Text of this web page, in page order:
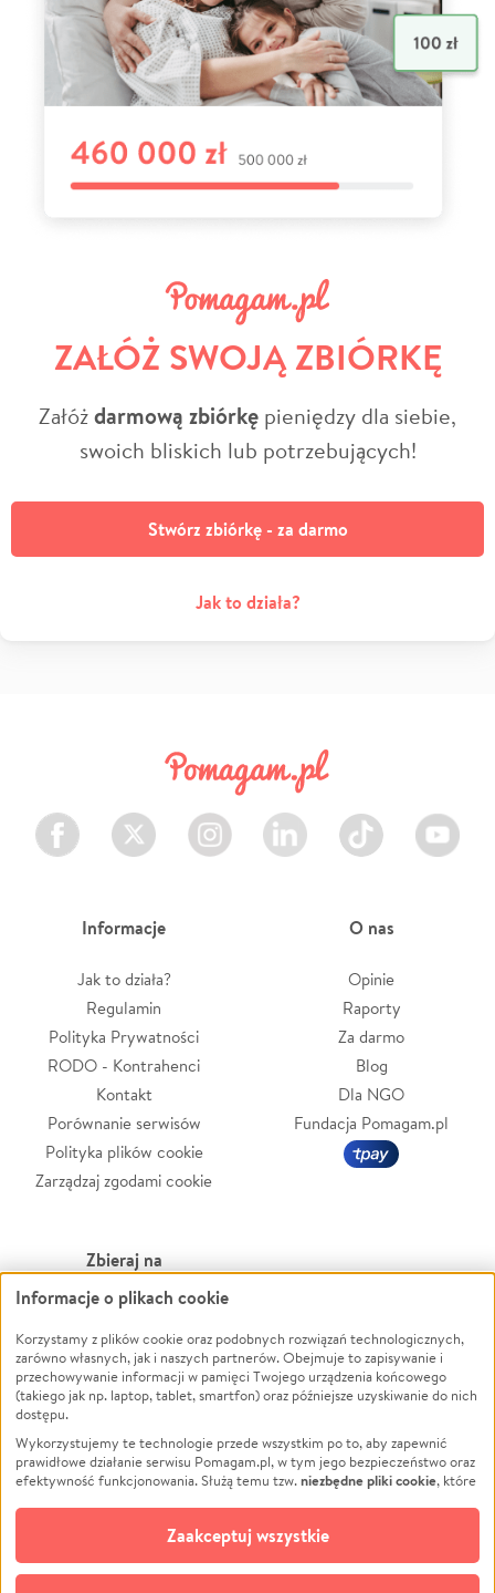
ZAŁÓŻ SWOJĄ ZBIÓRKĘ
Załóżdarmową zbiórkę pieniędzy dla siebie,
swoich bliskich lub potrzebujących!
Stwórz zbiórkę - za darmo
Jak to działa?
Facebook Twitter Instagram LinkedIn TikTok Youtube
Informacje
Jak to działa?
Regulamin
Polityka Prywatności
RODO - Kontrahenci
Kontakt
Porównanie serwisów
Polityka plików cookie
Zarządzaj zgodami cookie
O nas
Opinie
Raporty
Za darmo
Blog
Dla NGO
Fundacja Pomagam.pl
Zbieraj na
Leczenie
Zwierzęta
Pożar
Ukraina
Pomoc Finansowa
Projekty
Pogrzeb
Społeczność lokalna
Kultura
Powódź
Wichura
NGO
Edukacja
Podróż
Impreza
Ochrona środowiska
Biznes
Informacje o plikach cookie
Korzystamy z plików cookie oraz podobnych rozwiązań technologicznych,
zarówno własnych, jak i naszych partnerów. Obejmuje to zapisywanie i
przechowywanie informacji w pamięci Twojego urządzenia końcowego
(takiego jak np. laptop, tablet, smartfon) oraz późniejsze uzyskiwanie do nich
dostępu.
Wykorzystujemy te technologie przede wszystkim po to, aby zapewnić
prawidłowe działanie serwisu Pomagam.pl, w tym jego bezpieczeństwo oraz
efektywność funkcjonowania. Służą temu tzw.niezbędne pliki cookie, które
opcjonalnych plików cookie
technologii do celów analitycznych i retargetingowych. Możesz wyrazić
zgodę na ich stosowanie lub jej odmówić. W dowolnym momencie masz
możliwość zmiany swoich preferencji na stronie „Zarządzaj zgodami cookie”,
Zaakceptuj wszystkie